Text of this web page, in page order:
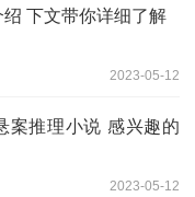
下文带你详细了解
2023-05-12
案推理小说 感兴趣的
2023-05-12